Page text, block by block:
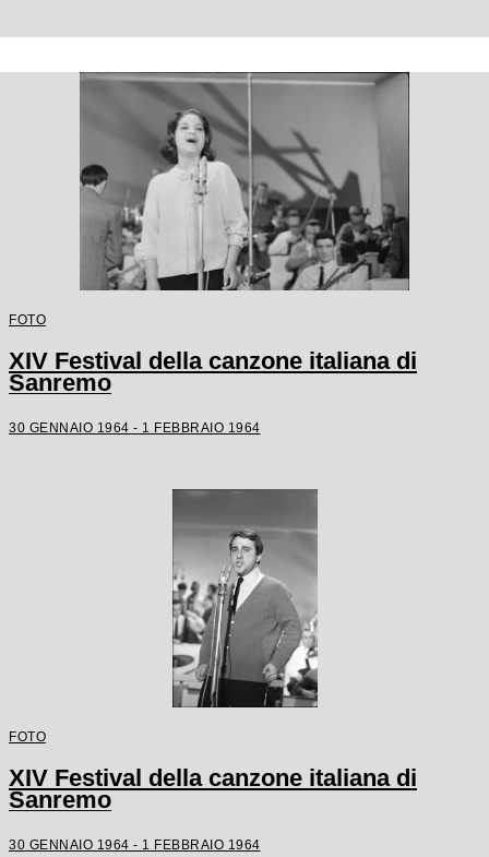
FOTO
XIV Festival della canzone italiana di
Sanremo
30 GENNAIO 1964 - 1 FEBBRAIO 1964
FOTO
XIV Festival della canzone italiana di
Sanremo
30 GENNAIO 1964 - 1 FEBBRAIO 1964